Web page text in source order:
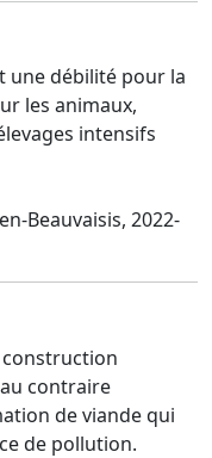
une débilité pour la
les animaux,
intensifs
Beauvaisis, 2022-
construction
contraire
de viande qui
de pollution.